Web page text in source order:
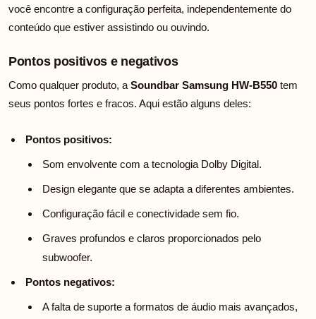
você encontre a configuração perfeita, independentemente do
conteúdo que estiver assistindo ou ouvindo.
Pontos positivos e negativos
Como qualquer produto, a Soundbar Samsung HW-B550 tem
seus pontos fortes e fracos. Aqui estão alguns deles:
Pontos positivos:
Som envolvente com a tecnologia Dolby Digital.
Design elegante que se adapta a diferentes ambientes.
Configuração fácil e conectividade sem fio.
Graves profundos e claros proporcionados pelo
subwoofer.
Pontos negativos:
A falta de suporte a formatos de áudio mais avançados,